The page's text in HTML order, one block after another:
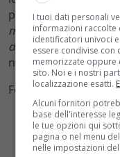
provare rabbia, ma “
maltrattata in un
difendermi“. Cosa
non concesso che
Foto by Facebook
I tuoi dati personali
informazioni raccolte
identificatori univoci
essere condivise con
memorizzate oppure
sito. Noi e i nostri
localizzazione esatti.
Alcuni fornitori
base dell'interesse
le tue opzioni qui
pagina o nel menu
nelle impostazioni